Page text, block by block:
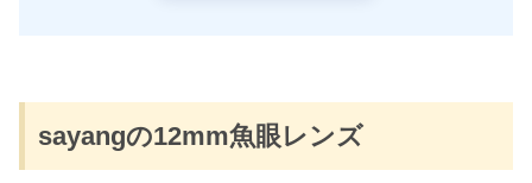
sayangの12mm魚眼レンズ